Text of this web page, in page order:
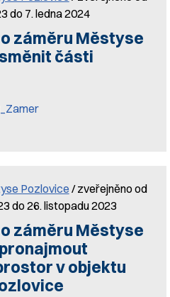
do 7. ledna 2024
záměru Městyse
části
Pozlovice / zveřejněno od
do 26. listopadu 2023
záměru Městyse
v objektu